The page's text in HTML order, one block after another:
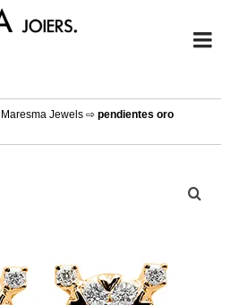
Maresma Jewels ⇨ pendientes oro